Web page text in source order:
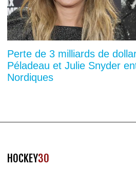
Perte de 3 milliards de
Péladeau et Julie Snyder
Nordiques
HOCKEY30